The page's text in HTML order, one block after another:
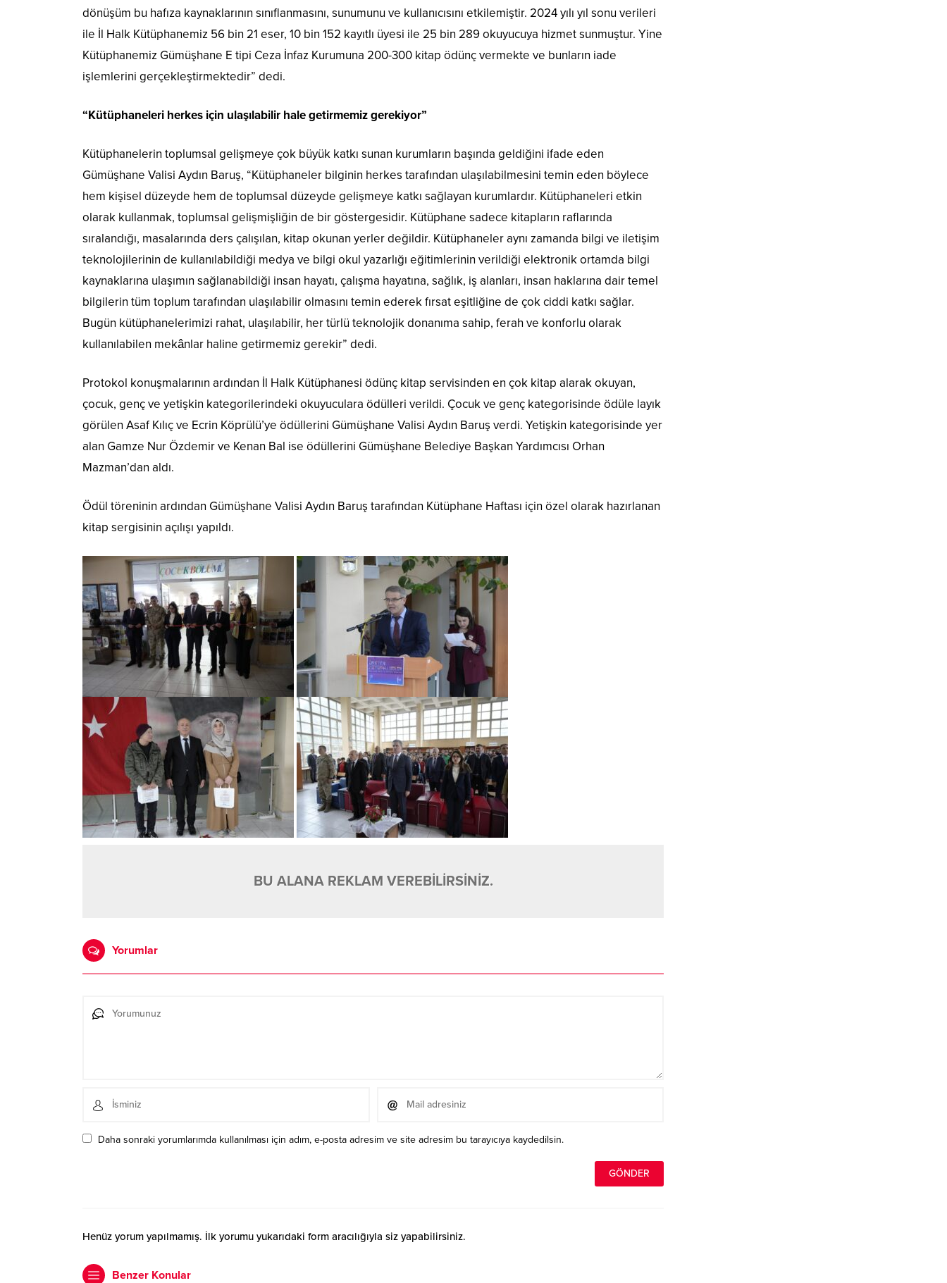
dönüşüm bu hafıza kaynaklarının sınıflanmasını, sunumunu ve kullanıcısını etkilemiştir. 2024 yılı yıl sonu verileri
ile İl Halk Kütüphanemiz 56 bin 21 eser, 10 bin 152 kayıtlı üyesi ile 25 bin 289 okuyucuya hizmet sunmuştur. Yine
Kütüphanemiz Gümüşhane E tipi Ceza İnfaz Kurumuna 200-300 kitap ödünç vermekte ve bunların iade
işlemlerini gerçekleştirmektedir” dedi.
“Kütüphaneleri herkes için ulaşılabilir hale getirmemiz gerekiyor”
Kütüphanelerin toplumsal gelişmeye çok büyük katkı sunan kurumların başında geldiğini ifade eden
Gümüşhane Valisi Aydın Baruş, “Kütüphaneler bilginin herkes tarafından ulaşılabilmesini temin eden böylece
hem kişisel düzeyde hem de toplumsal düzeyde gelişmeye katkı sağlayan kurumlardır. Kütüphaneleri etkin
olarak kullanmak, toplumsal gelişmişliğin de bir göstergesidir. Kütüphane sadece kitapların raflarında
sıralandığı, masalarında ders çalışılan, kitap okunan yerler değildir. Kütüphaneler aynı zamanda bilgi ve iletişim
teknolojilerinin de kullanılabildiği medya ve bilgi okul yazarlığı eğitimlerinin verildiği elektronik ortamda bilgi
kaynaklarına ulaşımın sağlanabildiği insan hayatı, çalışma hayatına, sağlık, iş alanları, insan haklarına dair temel
bilgilerin tüm toplum tarafından ulaşılabilir olmasını temin ederek fırsat eşitliğine de çok ciddi katkı sağlar.
Bugün kütüphanelerimizi rahat, ulaşılabilir, her türlü teknolojik donanıma sahip, ferah ve konforlu olarak
kullanılabilen mekânlar haline getirmemiz gerekir” dedi.
Protokol konuşmalarının ardından İl Halk Kütüphanesi ödünç kitap servisinden en çok kitap alarak okuyan,
çocuk, genç ve yetişkin kategorilerindeki okuyuculara ödülleri verildi. Çocuk ve genç kategorisinde ödüle layık
görülen Asaf Kılıç ve Ecrin Köprülü’ye ödüllerini Gümüşhane Valisi Aydın Baruş verdi. Yetişkin kategorisinde yer
alan Gamze Nur Özdemir ve Kenan Bal ise ödüllerini Gümüşhane Belediye Başkan Yardımcısı Orhan
Mazman’dan aldı.
Ödül töreninin ardından Gümüşhane Valisi Aydın Baruş tarafından Kütüphane Haftası için özel olarak hazırlanan
kitap sergisinin açılışı yapıldı.
BU ALANA REKLAM VEREBİLİRSİNİZ.
Yorumlar
Daha sonraki yorumlarımda kullanılması için adım, e-posta adresim ve site adresim bu tarayıcıya kaydedilsin.
Henüz yorum yapılmamış. İlk yorumu yukarıdaki form aracılığıyla siz yapabilirsiniz.
Benzer Konular